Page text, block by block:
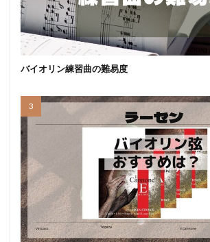
バイオリン練習曲の難易度